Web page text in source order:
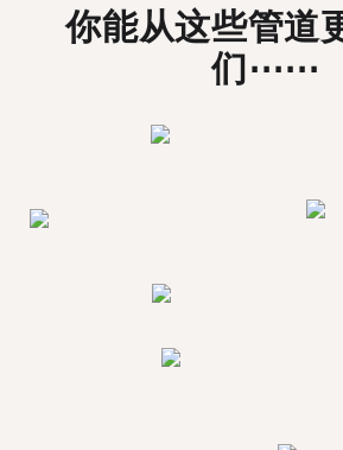
你能从这些管道
们⋯⋯